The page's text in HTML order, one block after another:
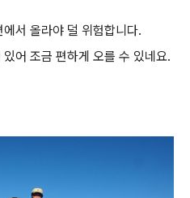
서 올라야 덜 위험합니다.
어 조금 편하게 오를 수 있네요.